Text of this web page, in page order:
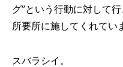
グ”という行動に対して
所要所に施してくれてい
スバラシイ。